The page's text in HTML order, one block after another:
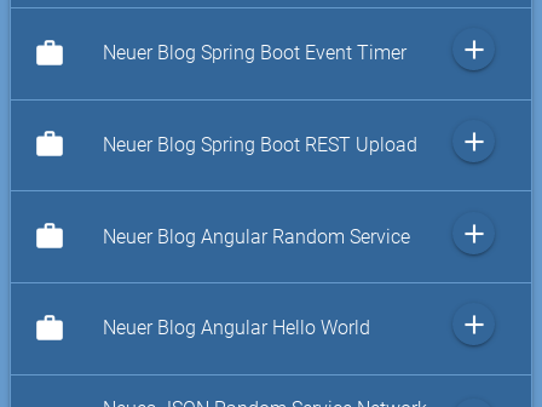
work Neuer Blog Spring Boot Event Timer add
work Neuer Blog Spring Boot REST Upload add
work Neuer Blog Angular Random Service add
work Neuer Blog Angular Hello World add